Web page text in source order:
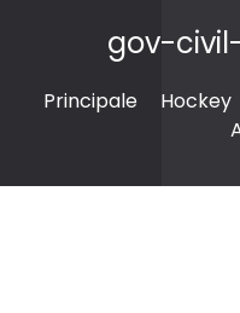
gov-
Principale Hockey